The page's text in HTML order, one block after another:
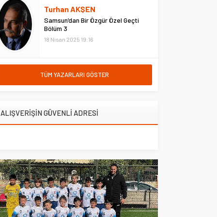
Adliyesi’nde çıkan yangına
müdahale eden Çarşı ve
Mahalle...
Turhan AKŞEN
Samsun’dan Bir Özgür Özel Geçti
Bölüm 3
18 Nisan 2025 19:16
TÜM YAZARLARI GÖSTER
ALIŞVERİŞİN GÜVENLİ ADRESİ